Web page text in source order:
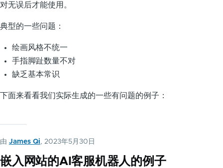
对无误后才能使用。
典型的一些问题：
绘画风格不统一
手指脚趾数量不对
缺乏基本常识
下面来看看我们实际生成的一些有问题的例子：
由 James Qi, 2023年5月30日
嵌入网站的AI客服机器人的例子